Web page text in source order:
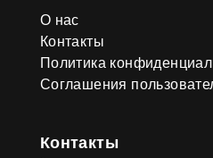
О нас
Контакты
Политика
Соглашения
Контакты